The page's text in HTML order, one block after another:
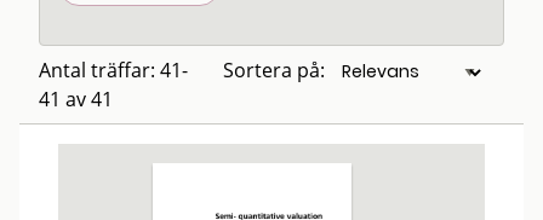
Antal träffar: 41-
41 av 41
Sortera på: